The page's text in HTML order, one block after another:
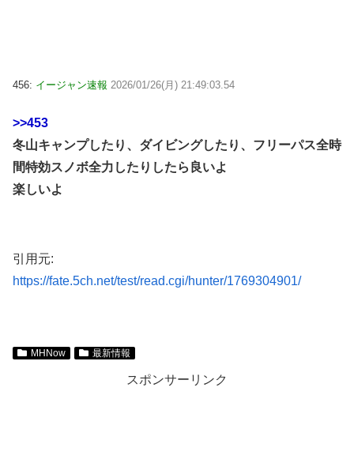
456: イージャン速報 2026/01/26(月) 21:49:03.54
>>453
冬山キャンプしたり、ダイビングしたり、フリーパス全時
間特効スノボ全力したりしたら良いよ
楽しいよ
引用元:
https://fate.5ch.net/test/read.cgi/hunter/1769304901/
MHNow 最新情報
スポンサーリンク